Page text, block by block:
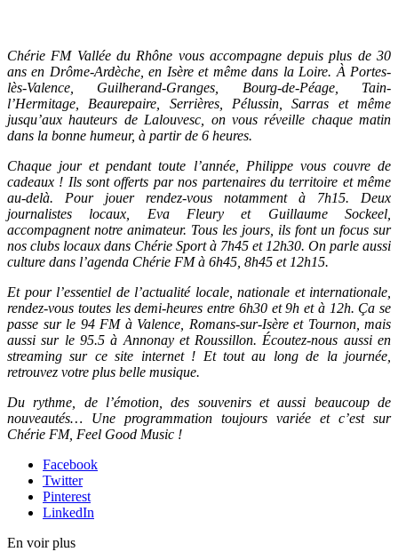
Chérie FM Vallée du Rhône vous accompagne depuis plus de 30
ans en Drôme-Ardèche, en Isère et même dans la Loire. À Portes-
lès-Valence, Guilherand-Granges, Bourg-de-Péage, Tain-
l’Hermitage, Beaurepaire, Serrières, Pélussin, Sarras et même
jusqu’aux hauteurs de Lalouvesc, on vous réveille chaque matin
dans la bonne humeur, à partir de 6 heures.
Chaque jour et pendant toute l’année, Philippe vous couvre de
cadeaux ! Ils sont offerts par nos partenaires du territoire et même
au-delà. Pour jouer rendez-vous notamment à 7h15. Deux
journalistes locaux, Eva Fleury et Guillaume Sockeel,
accompagnent notre animateur. Tous les jours, ils font un focus sur
nos clubs locaux dans Chérie Sport à 7h45 et 12h30. On parle aussi
culture dans l’agenda Chérie FM à 6h45, 8h45 et 12h15.
Et pour l’essentiel de l’actualité locale, nationale et internationale,
rendez-vous toutes les demi-heures entre 6h30 et 9h et à 12h. Ça se
passe sur le 94 FM à Valence, Romans-sur-Isère et Tournon, mais
aussi sur le 95.5 à Annonay et Roussillon. Écoutez-nous aussi en
streaming sur ce site internet ! Et tout au long de la journée,
retrouvez votre plus belle musique.
Du rythme, de l’émotion, des souvenirs et aussi beaucoup de
nouveautés… Une programmation toujours variée et c’est sur
Chérie FM, Feel Good Music !
Facebook
Twitter
Pinterest
LinkedIn
En voir plus